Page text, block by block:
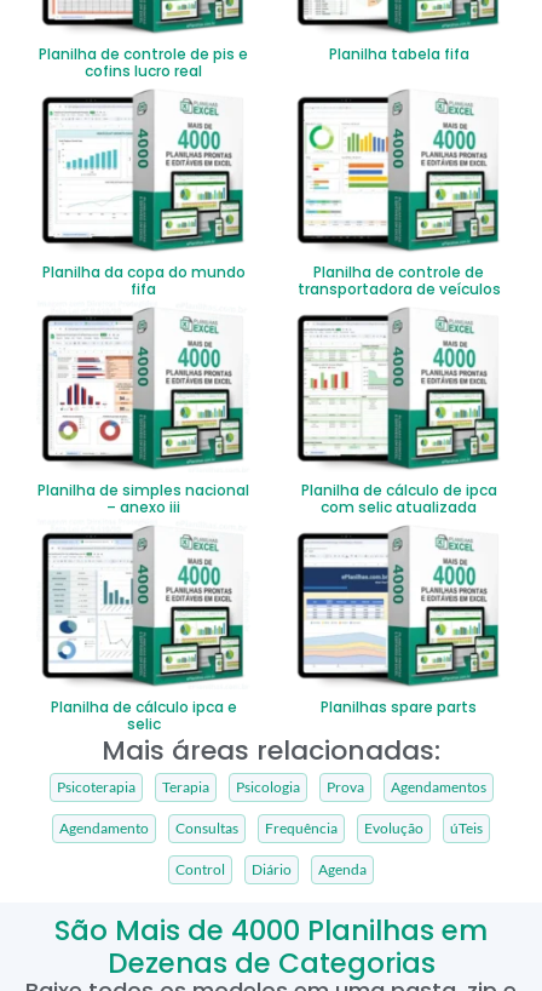
Planilha de controle de pis e
cofins lucro real
Planilha tabela fifa
Planilha da copa do mundo
fifa
Planilha de controle de
transportadora de veículos
Planilha de simples nacional
– anexo iii
Planilha de cálculo de ipca
com selic atualizada
Planilha de cálculo ipca e
selic
Planilhas spare parts
Mais áreas relacionadas:
Psicoterapia Terapia Psicologia Prova Agendamentos
Agendamento Consultas Frequência Evolução úTeis
Control Diário Agenda
São Mais de 4000 Planilhas em
Dezenas de Categorias